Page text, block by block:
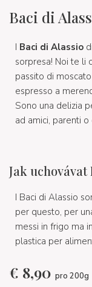
Baci di
I Baci di Alassio di
sorpresa! Noi te li
passito di
espresso a
Sono una delizia
ad amici, parenti
Jak uchovávat
I Baci di Alassio
per questo, per
messi in frigo ma
plastica per
€ 8,90 pro 200g